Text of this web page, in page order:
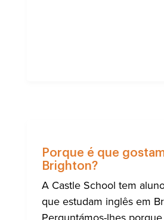
Porque é que
Brighton?
A Castle School tem
que estudam inglês em